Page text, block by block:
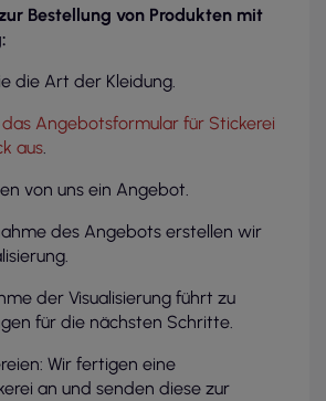
Bestellung von Produkten mit
die Art der Kleidung.
das Angebotsformular für Stickerei
aus.
von uns ein Angebot.
des Angebots erstellen wir
der Visualisierung führt zu
für die nächsten Schritte.
Wir fertigen eine
an und senden diese zur